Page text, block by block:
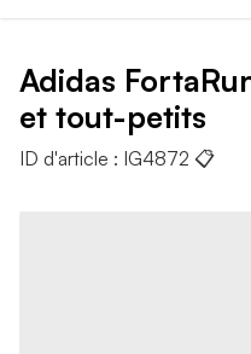
Adidas
et tout-petits
ID d'article : IG4872 📋